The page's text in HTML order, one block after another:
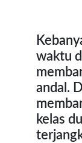
waktu
andal.
kelas